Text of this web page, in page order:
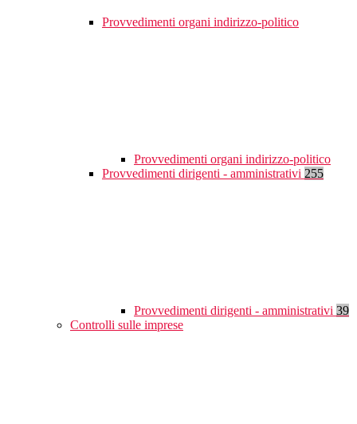
Provvedimenti organi indirizzo-politico
Provvedimenti organi indirizzo-politico
Provvedimenti dirigenti - amministrativi 255
Provvedimenti dirigenti - amministrativi 39
Controlli sulle imprese